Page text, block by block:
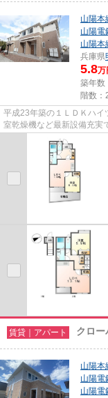
山陽本
山陽電
山陽本
兵庫県
5.8万
築年数
階数：
平成23年築の１ＬＤＫハ
室乾燥機など最新設備充
建のお部屋ならホームメイト
賃貸｜アパート クロー
山陽本
山陽電
山陽電